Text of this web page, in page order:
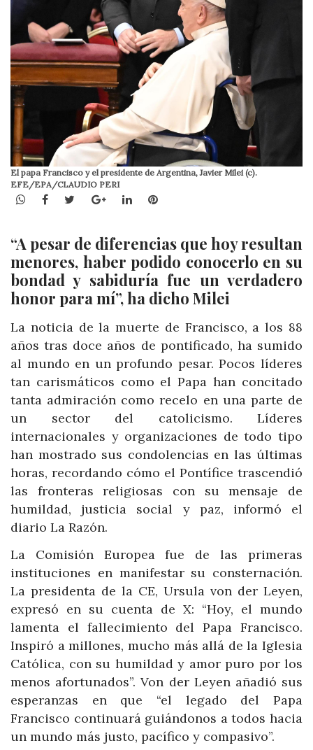
El papa Francisco y el presidente de Argentina, Javier Milei (c).
EFE/EPA/CLAUDIO PERI
WhatsApp
Facebook
TwitterGoogle+LinkedInPinterest
“A pesar de diferencias que hoy resultan
menores, haber podido conocerlo en su
bondad y sabiduría fue un verdadero
honor para mí”, ha dicho Milei
La noticia de la muerte de Francisco, a los 88
años tras doce años de pontificado, ha sumido
al mundo en un profundo pesar. Pocos líderes
tan carismáticos como el Papa han concitado
tanta admiración como recelo en una parte de
un sector del catolicismo. Líderes
internacionales y organizaciones de todo tipo
han mostrado sus condolencias en las últimas
horas, recordando cómo el Pontífice trascendió
las fronteras religiosas con su mensaje de
humildad, justicia social y paz, informó el
diario La Razón.
La Comisión Europea fue de las primeras
instituciones en manifestar su consternación.
La presidenta de la CE, Ursula von der Leyen,
expresó en su cuenta de X: “Hoy, el mundo
lamenta el fallecimiento del Papa Francisco.
Inspiró a millones, mucho más allá de la Iglesia
Católica, con su humildad y amor puro por los
menos afortunados”. Von der Leyen añadió sus
esperanzas en que “el legado del Papa
Francisco continuará guiándonos a todos hacia
un mundo más justo, pacífico y compasivo”.